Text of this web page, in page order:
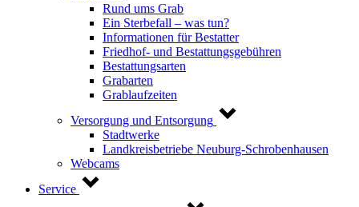
Rund ums Grab
Ein Sterbefall – was tun?
Informationen für Bestatter
Friedhof- und Bestattungsgebühren
Bestattungsarten
Grabarten
Grablaufzeiten
Versorgung und Entsorgung
Stadtwerke
Landkreisbetriebe Neuburg-Schrobenhausen
Webcams
Service